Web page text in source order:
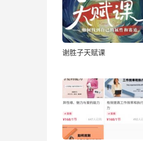
谢胜子天赋课